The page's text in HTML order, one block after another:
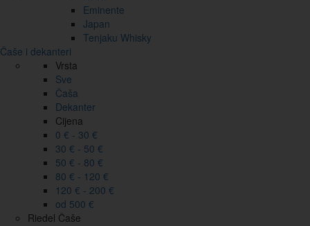
Eminente
Japan
Tenjaku Whisky
Čaše i dekanteri
Vrsta
Sve
Čaša
Dekanter
Cijena
0 € - 30 €
30 € - 50 €
50 € - 80 €
80 € - 120 €
120 € - 200 €
od 500 €
Riedel Čaše